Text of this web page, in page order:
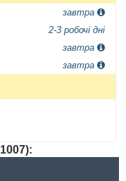
завтра
2-3 робочі дні
завтра
завтра